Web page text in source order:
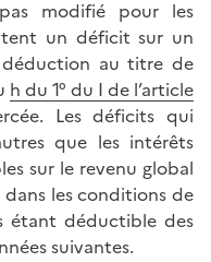
modifié pour les
un déficit sur un
au titre de
h du 1° du I de l’article
Les déficits qui
que les intérêts
sur le revenu global
les conditions de
étant déductible des
suivantes.